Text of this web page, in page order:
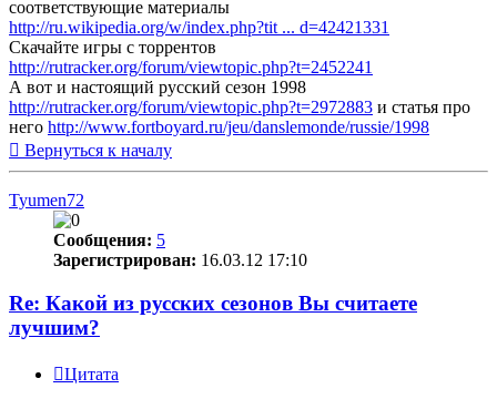
соответствующие материалы
http://ru.wikipedia.org/w/index.php?tit ... d=42421331
Скачайте игры с торрентов
http://rutracker.org/forum/viewtopic.php?t=2452241
А вот и настоящий русский сезон 1998
http://rutracker.org/forum/viewtopic.php?t=2972883 и статья про
него http://www.fortboyard.ru/jeu/danslemonde/russie/1998
Вернуться к началу
Tyumen72
Сообщения: 5
Зарегистрирован: 16.03.12 17:10
Re: Какой из русских сезонов Вы считаете
лучшим?
Цитата